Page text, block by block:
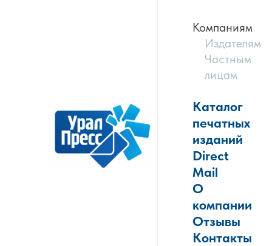
Компаниям
Издателям
Частным
лицам
Каталог
печатных
изданий
Direct
Mail
О
компании
Отзывы
Контакты